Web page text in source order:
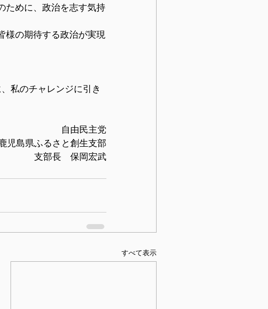
ために、政治を志す気持
様の期待する政治が実現
私のチャレンジに引き
党
児島県ふるさと創生支部
宏武
すべて表示